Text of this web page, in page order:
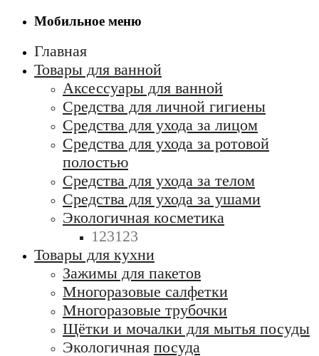
Мобильное меню
Главная
Товары для ванной
Аксессуары для ванной
Средства для личной гигиены
Средства для ухода за лицом
Средства для ухода за ротовой
полостью
Средства для ухода за телом
Средства для ухода за ушами
Экологичная косметика
123123
Товары для кухни
Зажимы для пакетов
Многоразовые салфетки
Многоразовые трубочки
Щётки и мочалки для мытья посуды
Экологичная посуда